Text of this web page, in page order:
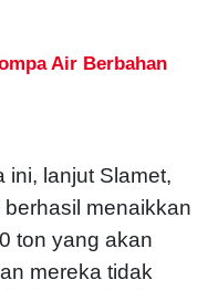
Air Berbahan
ini, lanjut Slamet,
menaikkan
ton yang akan
mereka tidak